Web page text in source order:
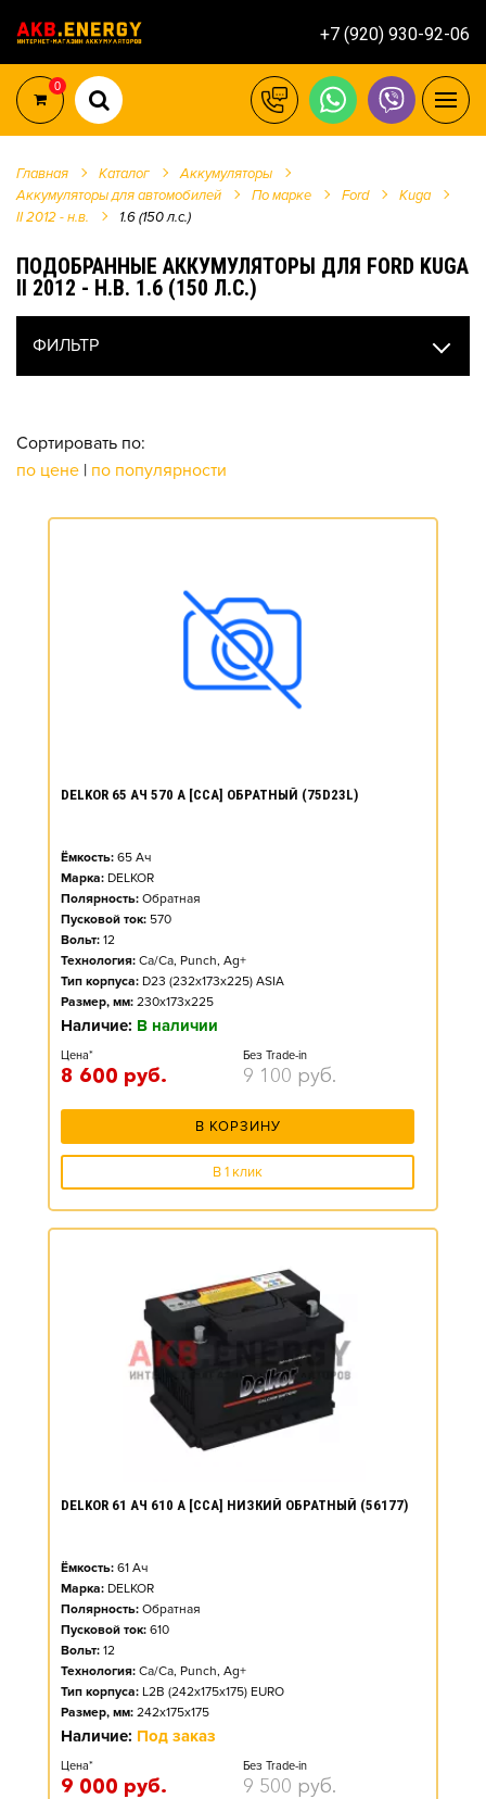
+7 (920) 930-92-06
0
Главная Каталог
Аккумуляторы
Аккумуляторы для автомобилей
По марке Ford
Kuga
II 2012 - н.в.
1.6 (150 л.с.)
ПОДОБРАННЫЕ АККУМУЛЯТОРЫ ДЛЯ FORD KUGA
II 2012 - Н.В. 1.6 (150 Л.С.)
ФИЛЬТР
Сортировать по:
по цене | по популярности
DELKOR 65 АЧ 570 А [CCA] ОБРАТНЫЙ (75D23L)
Ёмкость: 65 Ач
Марка: DELKOR
Полярность: Обратная
Пусковой ток: 570
Вольт: 12
Технология: Ca/Ca, Punch, Ag+
Тип корпуса: D23 (232x173x225) ASIA
Размер, мм: 230x173x225
Наличие: В наличии
Цена*
8 600 руб.
Без Trade-in
9 100 руб.
В КОРЗИНУ
В 1 клик
DELKOR 61 АЧ 610 А [CCA] НИЗКИЙ ОБРАТНЫЙ (56177)
Ёмкость: 61 Ач
Марка: DELKOR
Полярность: Обратная
Пусковой ток: 610
Вольт: 12
Технология: Ca/Ca, Punch, Ag+
Тип корпуса: L2B (242x175x175) EURO
Размер, мм: 242x175x175
Наличие: Под заказ
Цена*
9 000 руб.
Без Trade-in
9 500 руб.